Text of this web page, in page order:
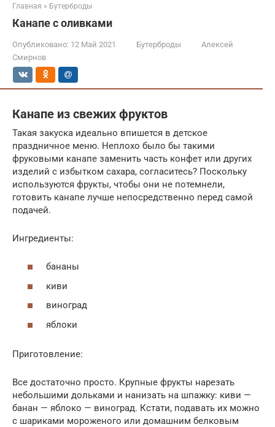
Главная » Бутерброды
Канапе с оливками
Опубликовано: 12 Май 2021 Бутерброды
Алексей
Смирнов
Канапе из свежих фруктов
Такая закуска идеально впишется в детское
праздничное меню. Неплохо было бы такими
фруковыми канапе заменить часть конфет или других
изделий с избытком сахара, согласитесь? Поскольку
используются фрукты, чтобы они не потемнели,
готовить канапе лучше непосредственно перед самой
подачей.
Ингредиенты:
бананы
киви
виноград
яблоки
Приготовление:
Все достаточно просто. Крупные фрукты нарезать
небольшими дольками и нанизать на шпажку: киви —
банан — яблоко — виноград. Кстати, подавать их можно
с шариками мороженого или домашним белковым